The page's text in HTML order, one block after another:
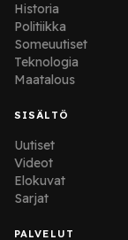
Historia
Politiikka
Someuutiset
Teknologia
Maatalous
SISÄLTÖ
Uutiset
Videot
Elokuvat
Sarjat
PALVELUT